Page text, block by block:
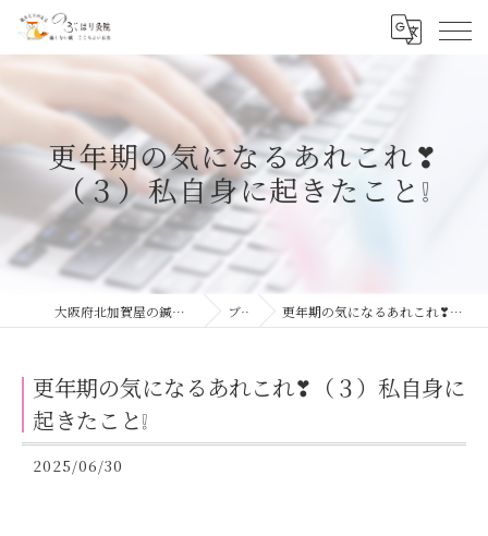
更年期の気になるあれこれ❣
（３）私自身に起きたこと❕
大阪府北加賀屋の鍼灸院ならのぶ はり灸院 ブログ 更年期の気になるあれこれ❣（３）私自身に起きたこと❕
更年期の気になるあれこれ❣（３）私自身に
起きたこと❕
2025/06/30